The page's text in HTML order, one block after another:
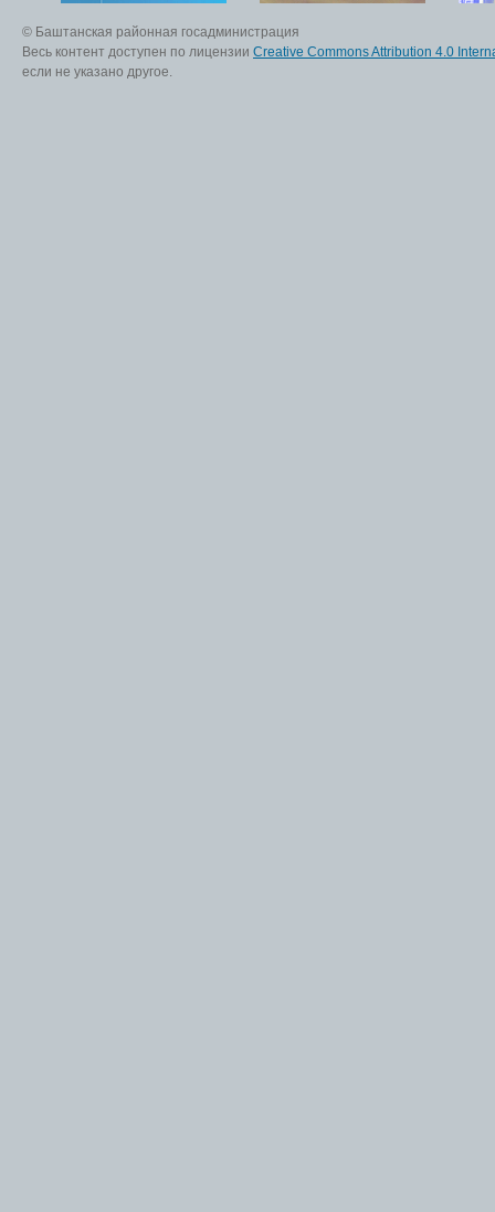
© Баштанская районная госадминистрация
Весь контент доступен по лицензии Creative Commons Attribution 4.0
если не указано другое.